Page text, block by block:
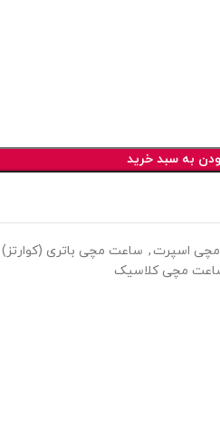
به سبد خرید
اسپرت , ساعت مچی باتری (کوارتز)
مچی کلاسیک